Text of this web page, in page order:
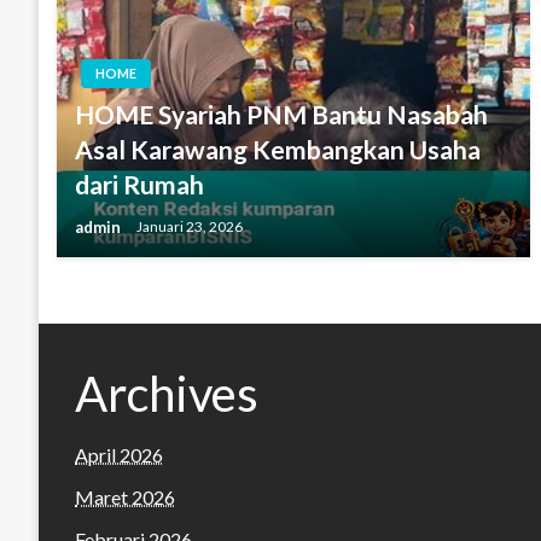
HOME
HOME Syariah PNM Bantu Nasabah
Asal Karawang Kembangkan Usaha
dari Rumah
admin Januari 23, 2026
Archives
April 2026
Maret 2026